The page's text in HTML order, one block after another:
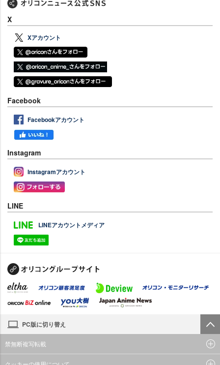
X
Xアカウント
Facebook
Facebookアカウント
Instagram
Instagramアカウント
LINE
LINEアカウントメディア
PC版に切り替え
禁無断複写転載